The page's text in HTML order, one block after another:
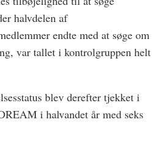
halvdelen af
endte med at søge om
var tallet i kontrolgruppen helt
blev derefter tjekket i
i halvandet år med seks